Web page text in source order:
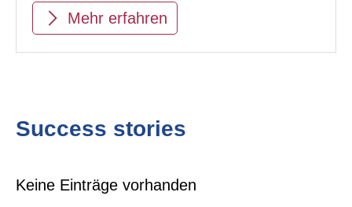
Mehr erfahren
Success stories
Keine Einträge vorhanden